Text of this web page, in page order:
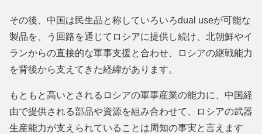
その後、中国は民生品と称していろいろdual useが可能な
製品を、う回路を通じてロシアに提供し続け、北朝鮮やイ
ランからの直接的な軍事支援と合わせ、ロシアの継戦能力
を背後から支えてきた経緯があります。
もともと高いとされるロシアの軍事産業の能力に、中国経
由で提供される部品や資源を組み合わせて、ロシアの武器
生産能力が支えられていることは周知の事実と言えます